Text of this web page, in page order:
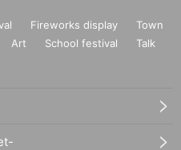
Fireworks display
Town
Art School festival
Talk